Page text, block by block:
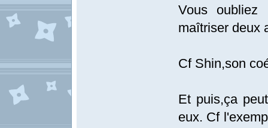
Vous oubliez
maîtriser deux
Cf Shin,son
Et puis,ça
eux. Cf